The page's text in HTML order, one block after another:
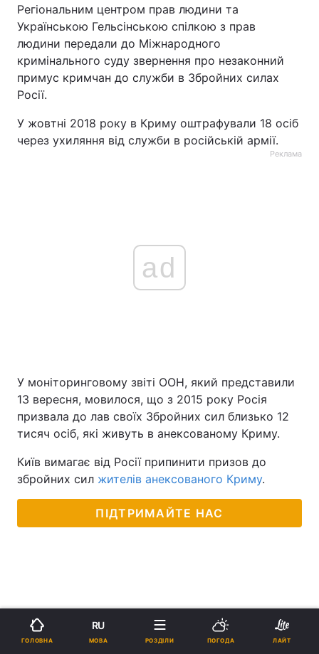
Регіональним центром прав людини та
Українською Гельсінською спілкою з прав
людини передали до Міжнародного
кримінального суду звернення про незаконний
примус кримчан до служби в Збройних силах
Росії.
У жовтні 2018 року в Криму оштрафували 18 осіб
через ухиляння від служби в російській армії.
Реклама
ad
У моніторинговому звіті ООН, який представили
13 вересня, мовилося, що з 2015 року Росія
призвала до лав своїх Збройних сил близько 12
тисяч осіб, які живуть в анексованому Криму.
Київ вимагає від Росії припинити призов до
збройних сил жителів анексованого Криму.
ПІДТРИМАЙТЕ НАС
ГОЛОВНА
RU
МОВА РОЗДІЛИ ПОГОДА ЛАЙТ